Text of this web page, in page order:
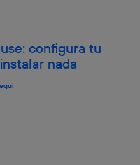
configura tu
nada